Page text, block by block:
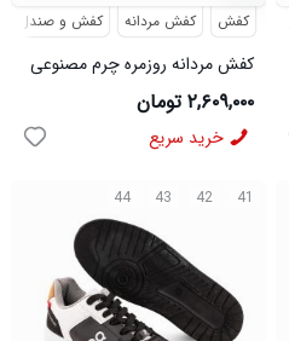
کفش کفش مردانه کفش و صندل
کفش مردانه روزمره چرم مصنوعی
50918
۲,۶۰۹,۰۰۰ تومان
خرید سریع
41
42
43
44